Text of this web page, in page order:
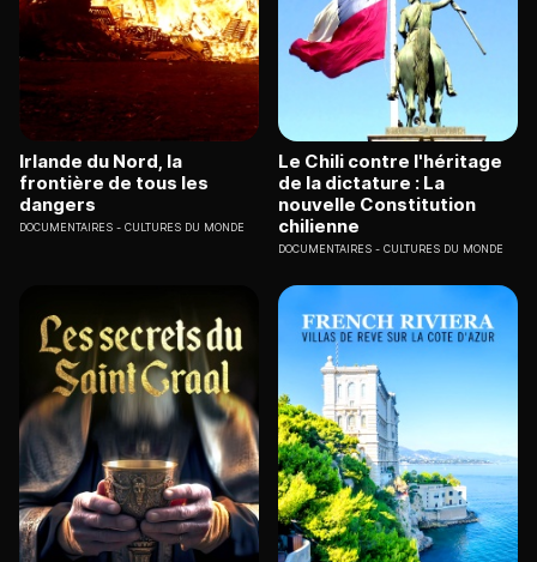
Irlande du Nord, la
frontière de tous les
dangers
DOCUMENTAIRES CULTURES DU MONDE
Le Chili contre l'héritage
de la dictature : La
nouvelle Constitution
chilienne
DOCUMENTAIRES CULTURES DU MONDE